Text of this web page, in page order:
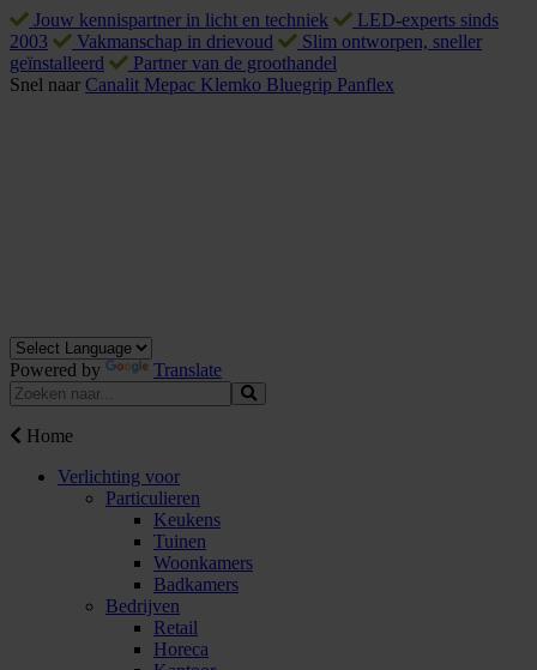
Jouw kennispartner in licht en techniek
LED-experts sinds
2003
Vakmanschap in drievoud
Slim ontworpen, sneller
geïnstalleerd
Partner van de groothandel
Snel naar Canalit Mepac Klemko Bluegrip Panflex
Powered by Translate
Home
Verlichting voor
Particulieren
Keukens
Tuinen
Woonkamers
Badkamers
Bedrijven
Retail
Horeca